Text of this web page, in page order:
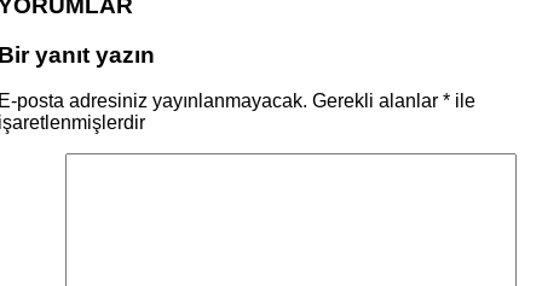
yanıt yazın
posta adresiniz yayınlanmayacak. Gerekli alanlar * ile